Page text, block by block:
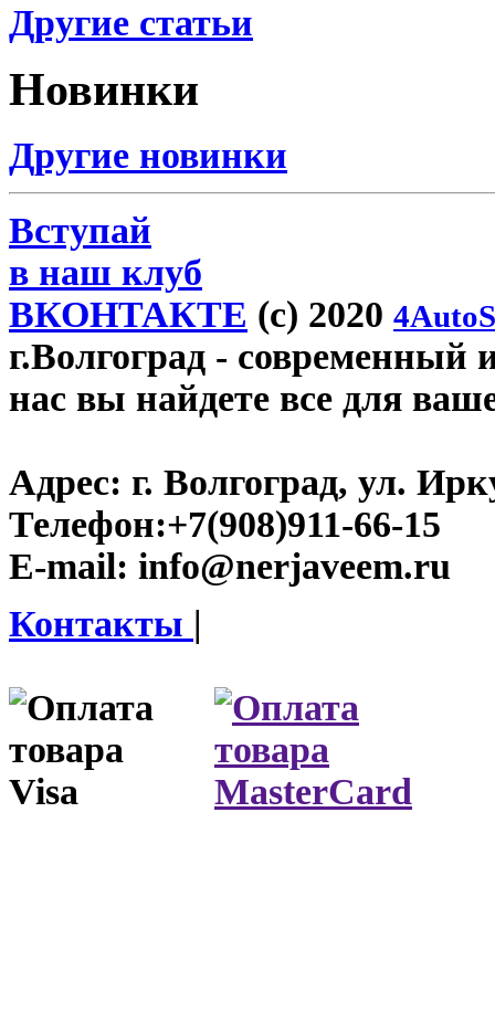
Другие статьи
Новинки
Другие новинки
Вступай
в наш клуб
ВКОНТАКТЕ (c) 2020
г.Волгоград - современный
нас вы найдете все для
Адрес: г. Волгоград, ул.
Телефон:+7(908)911-66-15
E-mail: info@nerjaveem.ru
Контакты |